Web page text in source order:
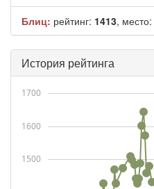
Блиц: рейтинг: 1413, место:
История рейтинга
1500
1600
1700